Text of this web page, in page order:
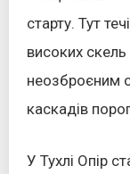
старту. Тут
високих
неозброєним
каскадів
У Тухлі Опір